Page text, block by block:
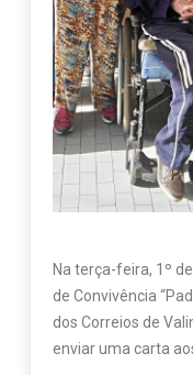
Na terça-feira, 1º
de Convivência
dos Correios de
enviar uma carta